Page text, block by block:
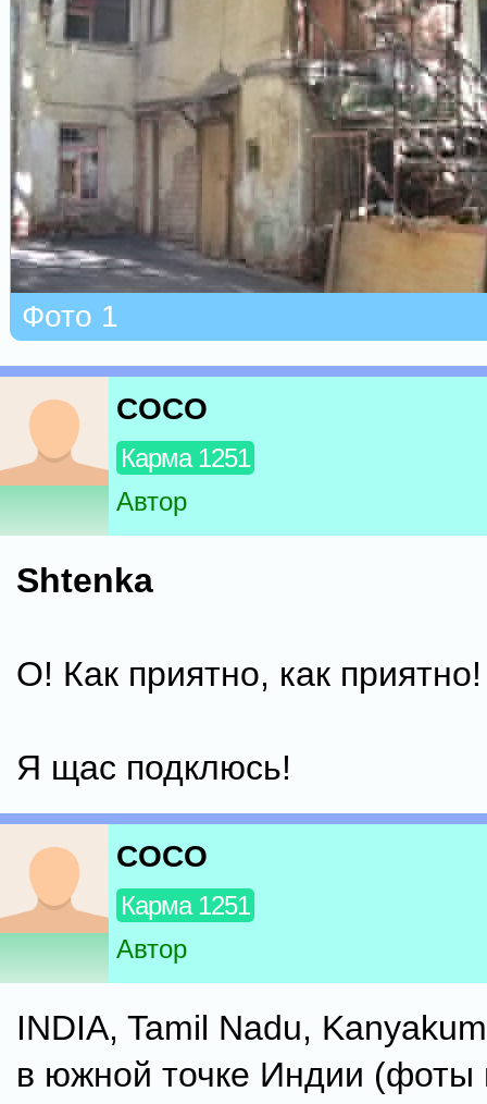
Фото 1
COCO
Карма 1251
Автор
Shtenka
О! Как приятно, как
Я щас подклюсь!
COCO
Карма 1251
Автор
INDIA, Tamil Nadu,
в южной точке Индии (фоты